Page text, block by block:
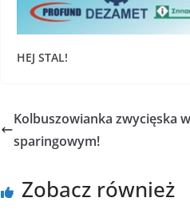
HEJ STAL!
Kolbuszowianka zwycięska
sparingowym!
Zobacz również